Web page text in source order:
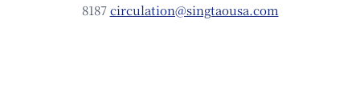
8187circulation@singtaousa.com